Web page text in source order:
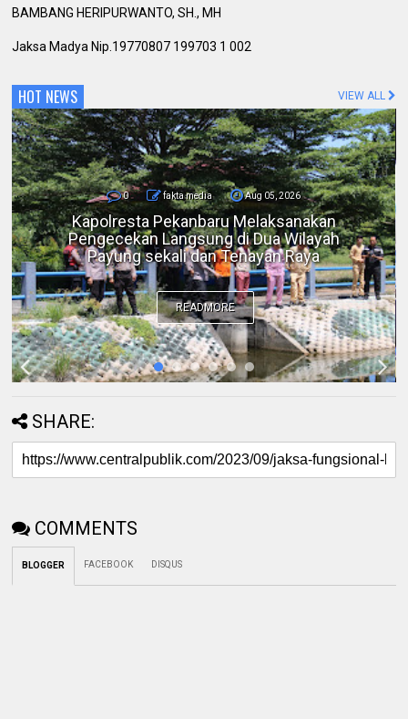
BAMBANG HERIPURWANTO, SH., MH
Jaksa Madya Nip.19770807 199703 1 002
HOT NEWS VIEW ALL
0 fakta media Aug 05, 2026
Bicara di Forum IMT-GT, Kapolda Riau:
Kerusakan Lingkungan pada Akhirnya
Menjadi Ancaman Keamanan
READMORE
SHARE:
COMMENTS
BLOGGER FACEBOOK DISQUS